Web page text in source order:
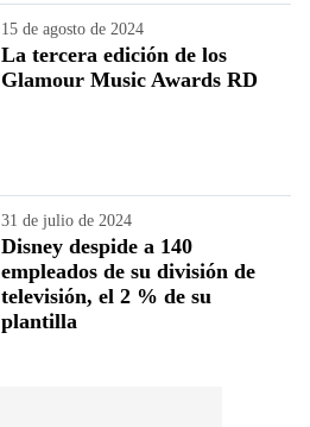
15 de agosto de 2024
La tercera edición de los
Glamour Music Awards RD
31 de julio de 2024
Disney despide a 140
empleados de su división de
televisión, el 2 % de su
plantilla